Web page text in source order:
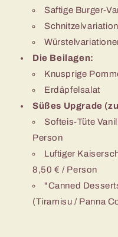
Saftige Burger-
Die Beilagen:
Knusprige
Erdäpfelsalat
Süßes Upgrade
Softeis-Tüte
Person
Luftiger
8,50 € / Person
"Canned
(Tiramisu / Panna